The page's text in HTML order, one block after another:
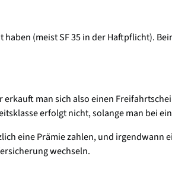
(meist SF 35 in der Haftpflicht).
man sich also einen
erfolgt nicht, solange man bei
eine Prämie zahlen, und irgendwann
wechseln.